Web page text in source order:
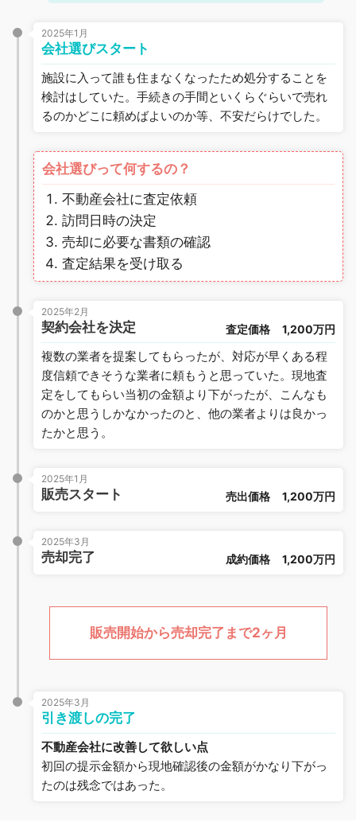
2025年1月
会社選びスタート
施設に入って誰も住まなくなったため処分することを
検討はしていた。手続きの手間といくらぐらいで売れ
るのかどこに頼めばよいのか等、不安だらけでした。
会社選びって何するの？
不動産会社に査定依頼
訪問日時の決定
売却に必要な書類の確認
査定結果を受け取る
2025年2月
契約会社を決定 査定価格 1,200万円
複数の業者を提案してもらったが、対応が早くある程
度信頼できそうな業者に頼もうと思っていた。現地査
定をしてもらい当初の金額より下がったが、こんなも
のかと思うしかなかったのと、他の業者よりは良かっ
たかと思う。
2025年1月
販売スタート 売出価格 1,200万円
2025年3月
売却完了 成約価格 1,200万円
販売開始から売却完了まで2ヶ月
2025年3月
引き渡しの完了
不動産会社に改善して欲しい点
初回の提示金額から現地確認後の金額がかなり下がっ
たのは残念ではあった。